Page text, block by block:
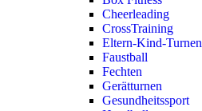
Cheerleading
CrossTraining
Eltern-Kind-Turnen
Faustball
Fechten
Gerätturnen
Gesundheitssport